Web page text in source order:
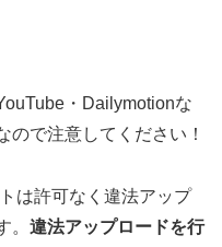
・Dailymotionな
ので注意してください！
は許可なく違法アップ
。 違法アップロードを行